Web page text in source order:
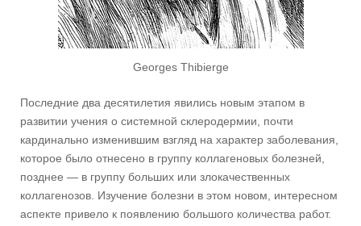
Georges Thibierge
Последние два десятилетия явились новым этапом в
развитии учения о системной склеродермии, почти
кардинально изменившим взгляд на характер заболевания,
которое было отнесено в группу коллагеновых болезней,
позднее — в группу больших или злокачественных
коллагенозов. Изучение болезни в этом новом, интересном
аспекте привело к появлению большого количества работ.